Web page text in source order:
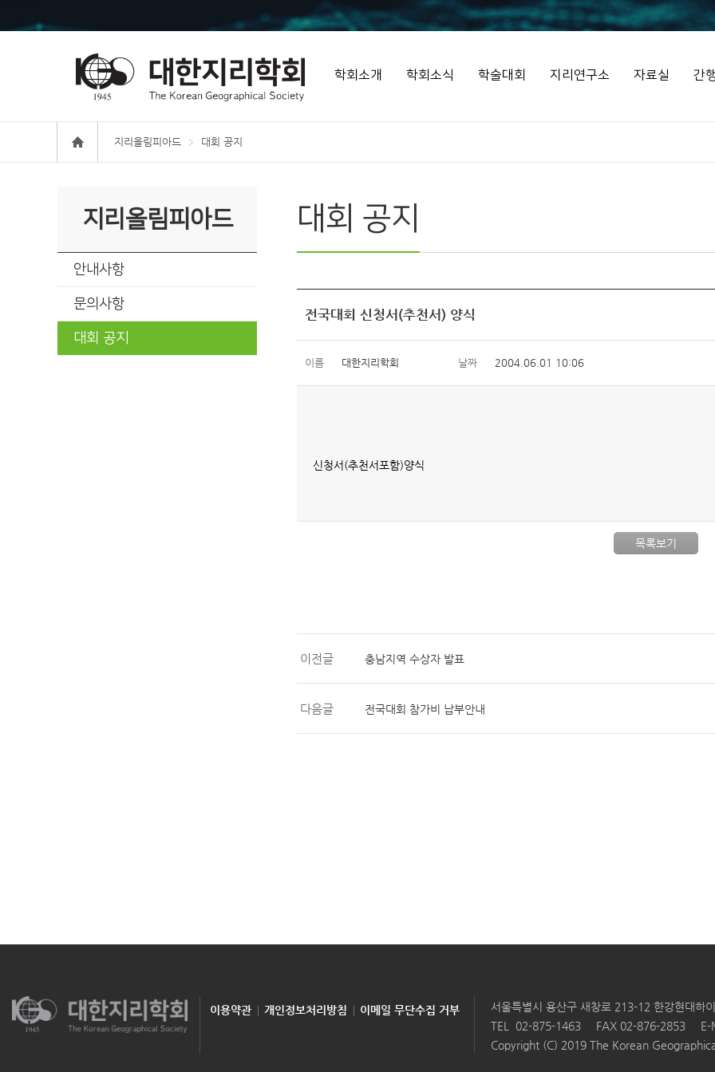
학회소개 학회소식 학술대회 지리연구소 자료실 간
지리올림피아드 대회 공지
지리올림피아드
안내사항
문의사항
대회 공지
대회 공지
전국대회 신청서(추천서) 양식
이름 대한지리학회 날짜 2004.06.01 10:06
신청서(추천서포함)양식
목록보기
이전글 충남지역 수상자 발표
다음글 전국대회 참가비 납부안내
이용약관 개인정보처리방침 이메일 무단수집 거부 서울특별시 용산구 새창로 213-12 한강현대하
TEL 02-875-1463 FAX 02-876-2853 E-
Copyright (C) 2019 The Korean